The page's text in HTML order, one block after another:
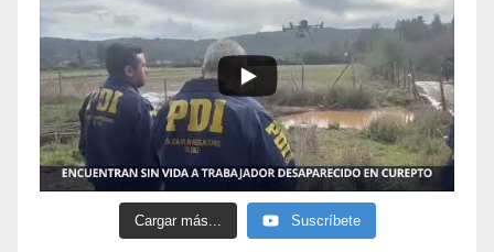
Cargar más... Suscríbete